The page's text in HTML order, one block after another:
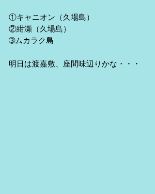
①キャニオン（久場島）
②紺瀬（久場島）
➂ムカラク島
明日は渡嘉敷、座間味辺りかな・・・